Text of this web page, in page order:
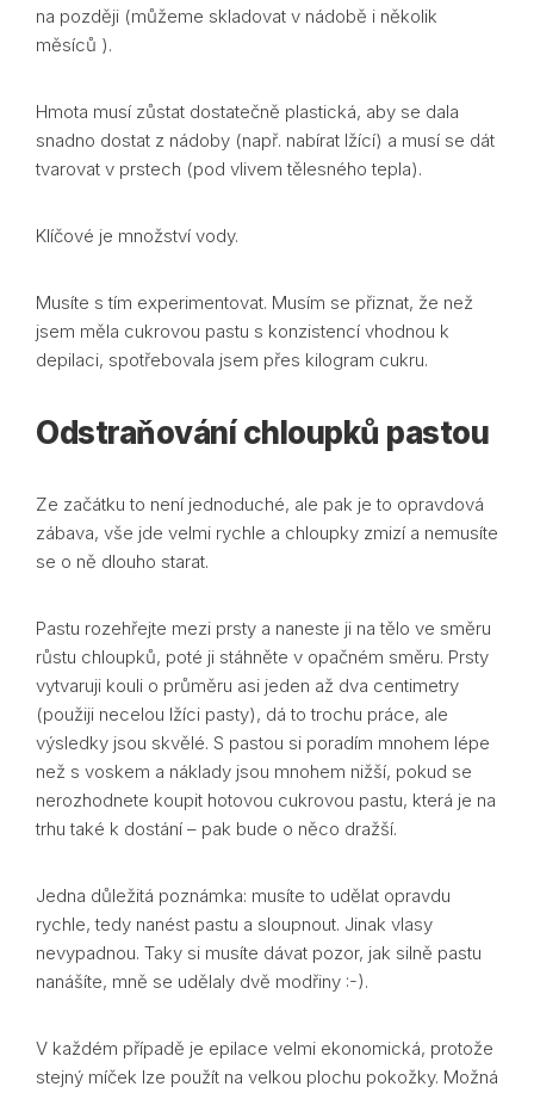
na později (můžeme skladovat v nádobě i několik
měsíců ).
Hmota musí zůstat dostatečně plastická, aby se dala
snadno dostat z nádoby (např. nabírat lžící) a musí se dát
tvarovat v prstech (pod vlivem tělesného tepla).
Klíčové je množství vody.
Musíte s tím experimentovat. Musím se přiznat, že než
jsem měla cukrovou pastu s konzistencí vhodnou k
depilaci, spotřebovala jsem přes kilogram cukru.
Odstraňování chloupků pastou
Ze začátku to není jednoduché, ale pak je to opravdová
zábava, vše jde velmi rychle a chloupky zmizí a nemusíte
se o ně dlouho starat.
Pastu rozehřejte mezi prsty a naneste ji na tělo ve směru
růstu chloupků, poté ji stáhněte v opačném směru. Prsty
vytvaruji kouli o průměru asi jeden až dva centimetry
(použiji necelou lžíci pasty), dá to trochu práce, ale
výsledky jsou skvělé. S pastou si poradím mnohem lépe
než s voskem a náklady jsou mnohem nižší, pokud se
nerozhodnete koupit hotovou cukrovou pastu, která je na
trhu také k dostání – pak bude o něco dražší.
Jedna důležitá poznámka: musíte to udělat opravdu
rychle, tedy nanést pastu a sloupnout. Jinak vlasy
nevypadnou. Taky si musíte dávat pozor, jak silně pastu
nanášíte, mně se udělaly dvě modřiny :-).
V každém případě je epilace velmi ekonomická, protože
stejný míček lze použít na velkou plochu pokožky. Možná